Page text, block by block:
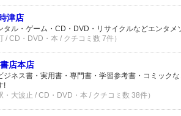
津店
タル・ゲーム・CD・DVD・リサイクルなどエンタメ
/ CD・DVD・本 / クチコミ数 7件）
店本店
ジネス書・実用書・専門書・学習参考書・コミック
!
・大波止 / CD・DVD・本 / クチコミ数 38件）